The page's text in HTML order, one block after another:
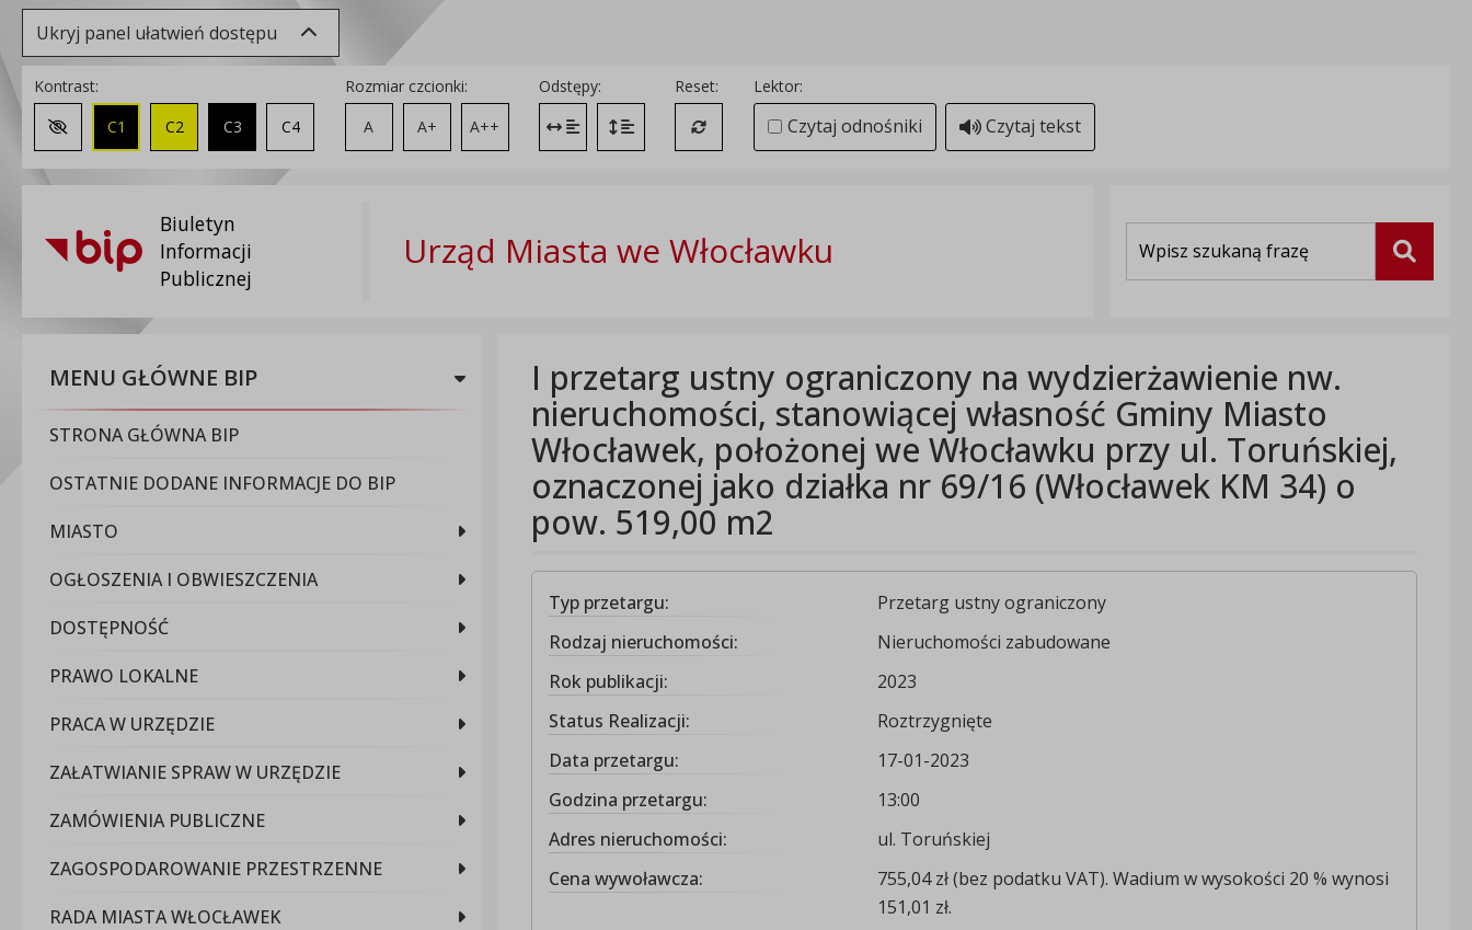
Ukryj panel ułatwień dostępu
Kontrast:
Zmień kontrast na domyślny
C1 C2 C3 C4
Rozmiar czcionki:
A
A+ A++
Odstępy:
Zmień odstęp między literami
Zmień interlinię i margines między paragrafami
Reset:
Przywróć ustawienia domyślne
Lektor:
Czytaj odnośniki Czytaj tekst
Biuletyn
Informacji
Publicznej
Urząd Miasta we Włocławku Szukaj
MENU GŁÓWNE BIP
STRONA GŁÓWNA BIP
OSTATNIE DODANE INFORMACJE DO BIP
MIASTO
OGŁOSZENIA I OBWIESZCZENIA
DOSTĘPNOŚĆ
PRAWO LOKALNE
PRACA W URZĘDZIE
ZAŁATWIANIE SPRAW W URZĘDZIE
ZAMÓWIENIA PUBLICZNE
ZAGOSPODAROWANIE PRZESTRZENNE
RADA MIASTA WŁOCŁAWEK
I przetarg ustny ograniczony na wydzierżawienie nw.
nieruchomości, stanowiącej własność Gminy Miasto
Włocławek, położonej we Włocławku przy ul. Toruńskiej,
oznaczonej jako działka nr 69/16 (Włocławek KM 34) o
pow. 519,00 m2
Typ przetargu:
Przetarg ustny ograniczony
Rodzaj nieruchomości:
Nieruchomości zabudowane
Rok publikacji:
2023
Status Realizacji:
Roztrzygnięte
Data przetargu:
17-01-2023
Godzina przetargu:
13:00
Adres nieruchomości:
ul. Toruńskiej
Cena wywoławcza:
755,04 zł (bez podatku VAT). Wadium w wysokości 20 % wynosi
151,01 zł.